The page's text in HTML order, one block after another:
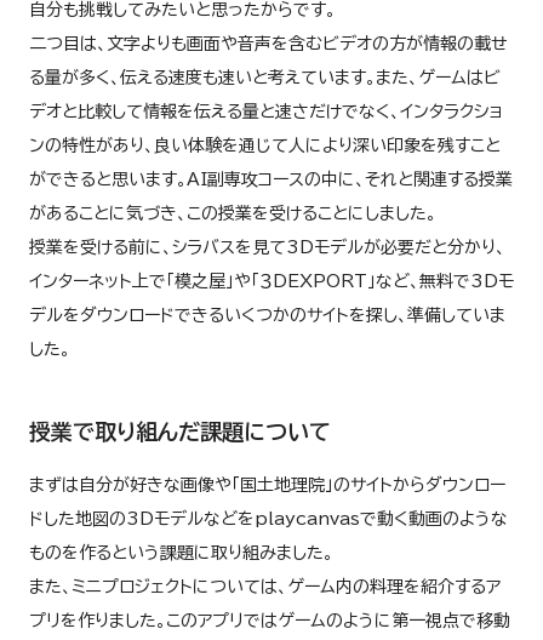
自分も挑戦してみたいと思ったからです。
二つ目は、文字よりも画面や音声を含むビデオの方が情報の載せ
る量が多く、伝える速度も速いと考えています。また、ゲームはビ
デオと比較して情報を伝える量と速さだけでなく、インタラクショ
ンの特性があり、良い体験を通じて人により深い印象を残すこと
ができると思います。AI副専攻コースの中に、それと関連する授業
があることに気づき、この授業を受けることにしました。
授業を受ける前に、シラバスを見て3Dモデルが必要だと分かり、
インターネット上で「模之屋」や「３DEXPORT」など、無料で3Dモ
デルをダウンロードできるいくつかのサイトを探し、準備していま
した。
授業で取り組んだ課題について
まずは自分が好きな画像や「国土地理院」のサイトからダウンロー
ドした地図の3Dモデルなどをplaycanvasで動く動画のような
ものを作るという課題に取り組みました。
また、ミニプロジェクトについては、ゲーム内の料理を紹介するア
プリを作りました。このアプリではゲームのように第一視点で移動